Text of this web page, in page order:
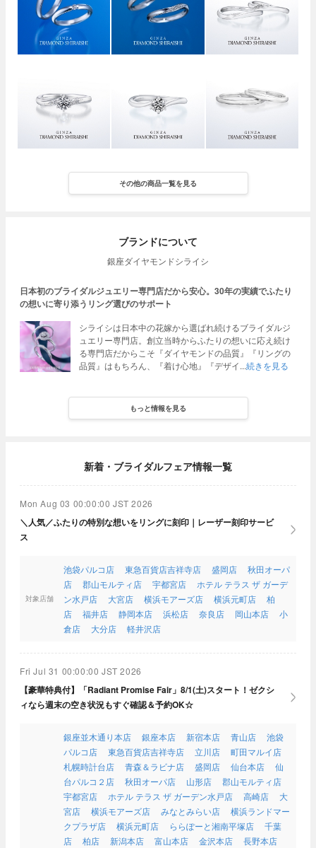
その他の商品一覧を見る
ブランドについて
銀座ダイヤモンドシライシ
日本初のブライダルジュエリー専門店だから安心。30年の実績でふたり
の想いに寄り添うリング選びのサポート
シライシは日本中の花嫁から選ばれ続けるブライダルジ
ュエリー専門店。創立当時からふたりの想いに応え続け
る専門店だからこそ『ダイヤモンドの品質』『リングの
品質』はもちろん、『着け心地』『デザイ
続きを見る
もっと情報を見る
新着・ブライダルフェア情報一覧
Mon Aug 03 00:00:00 JST 2026
＼人気／ふたりの特別な想いをリングに刻印｜レーザー刻印サービ
ス
対象店舗
池袋パルコ店 東急百貨店吉祥寺店 盛岡店
秋田オーパ
店
郡山モルティ店 宇都宮店
ホテル テラス ザ ガーデ
ン水戸店
大宮店 横浜モアーズ店 横浜元町店
柏
店
福井店 静岡本店 浜松店 奈良店 岡山本店
小
倉店
大分店 軽井沢店
Fri Jul 31 00:00:00 JST 2026
【豪華特典付】「Radiant Promise Fair」8/1(土)スタート！ゼクシ
ィなら週末の空き状況もすぐ確認＆予約OK☆
銀座並木通り本店 銀座本店 新宿本店 青山店
池袋
パルコ店
東急百貨店吉祥寺店 立川店
町田マルイ店
札幌時計台店
青森＆ラビナ店 盛岡店 仙台本店
仙
台パルコ２店
秋田オーパ店 山形店
郡山モルティ店
宇都宮店
ホテル テラス ザ ガーデン水戸店 高崎店
大
宮店
横浜モアーズ店 みなとみらい店
横浜ランドマー
クプラザ店
横浜元町店 ららぽーと湘南平塚店
千葉
店
柏店 新潟本店 富山本店 金沢本店
長野本店